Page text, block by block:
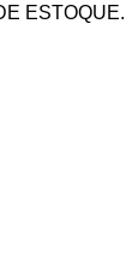
ESTOQUE.